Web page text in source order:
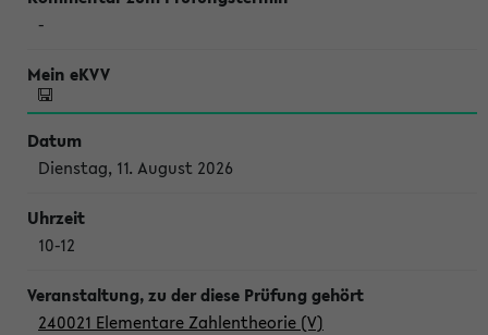
-
Dienstag, 11. August 2026
10-12
240021 Elementare Zahlentheorie (V)